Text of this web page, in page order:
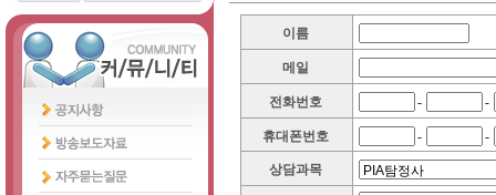
이름
메일
전화번호 - -
휴대폰번호 - -
상담과목